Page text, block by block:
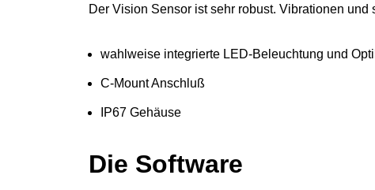
Der Vision Sensor ist sehr robust. Vibrationen
wahlweise integrierte LED-Beleuchtung und
C-Mount Anschluß
IP67 Gehäuse
Die Software